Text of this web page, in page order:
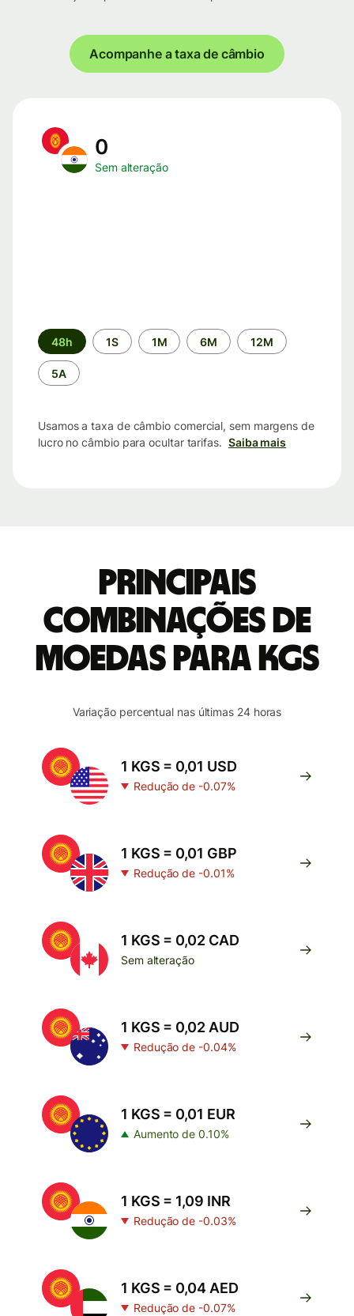
Acompanhe a taxa de câmbio
0
Sem alteração
Período
de
tempo
48h 1S 1M 6M 12M
5A
Usamos a taxa de câmbio comercial, sem margens de
lucro no câmbio para ocultar tarifas. Saiba mais
Principais
combinações de
moedas para KGS
Variação percentual nas últimas 24 horas
1 KGS = 0,01 USD
Redução de -0.07%
1 KGS = 0,01 GBP
Redução de -0.01%
1 KGS = 0,02 CAD
Sem alteração
1 KGS = 0,02 AUD
Redução de -0.04%
1 KGS = 0,01 EUR
Aumento de 0.10%
1 KGS = 1,09 INR
Redução de -0.03%
1 KGS = 0,04 AED
Redução de -0.07%